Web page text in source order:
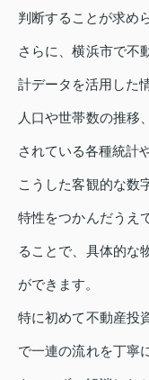
判断することが求め
さらに、横浜市で不
計データを活用した
人口や世帯数の推移
されている各種統計
こうした客観的な数
特性をつかんだうえ
ることで、具体的な
ができます。
特に初めて不動産投
で一連の流れを丁寧